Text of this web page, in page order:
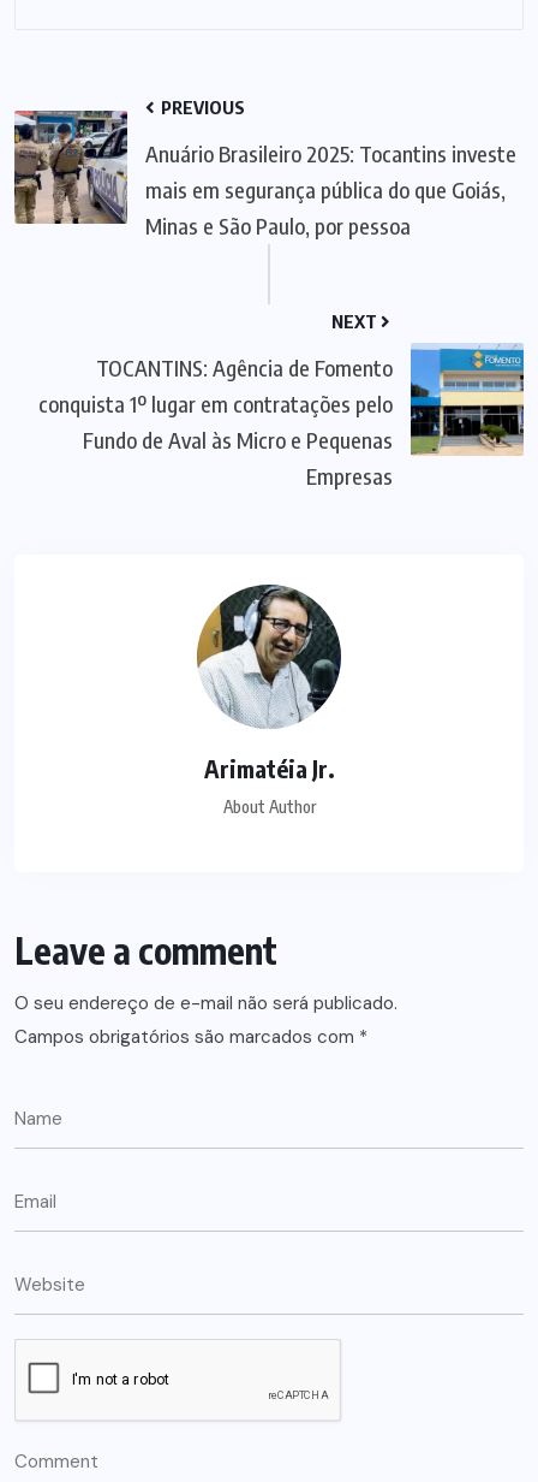
PREVIOUS
Anuário Brasileiro 2025: Tocantins investe
mais em segurança pública do que Goiás,
Minas e São Paulo, por pessoa
NEXT
TOCANTINS: Agência de Fomento
conquista 1º lugar em contratações pelo
Fundo de Aval às Micro e Pequenas
Empresas
Arimatéia Jr.
About Author
Leave a comment
O seu endereço de e-mail não será publicado.
Campos obrigatórios são marcados com *